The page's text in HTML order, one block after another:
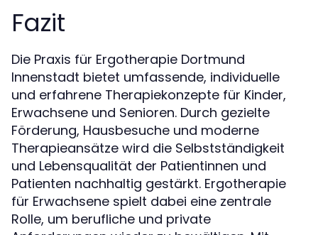
Fazit
Die Praxis für Ergotherapie Dortmund
Innenstadt bietet umfassende, individuelle
und erfahrene Therapiekonzepte für Kinder,
Erwachsene und Senioren. Durch gezielte
Förderung, Hausbesuche und moderne
Therapieansätze wird die Selbstständigkeit
und Lebensqualität der Patientinnen und
Patienten nachhaltig gestärkt. Ergotherapie
für Erwachsene spielt dabei eine zentrale
Rolle, um berufliche und private